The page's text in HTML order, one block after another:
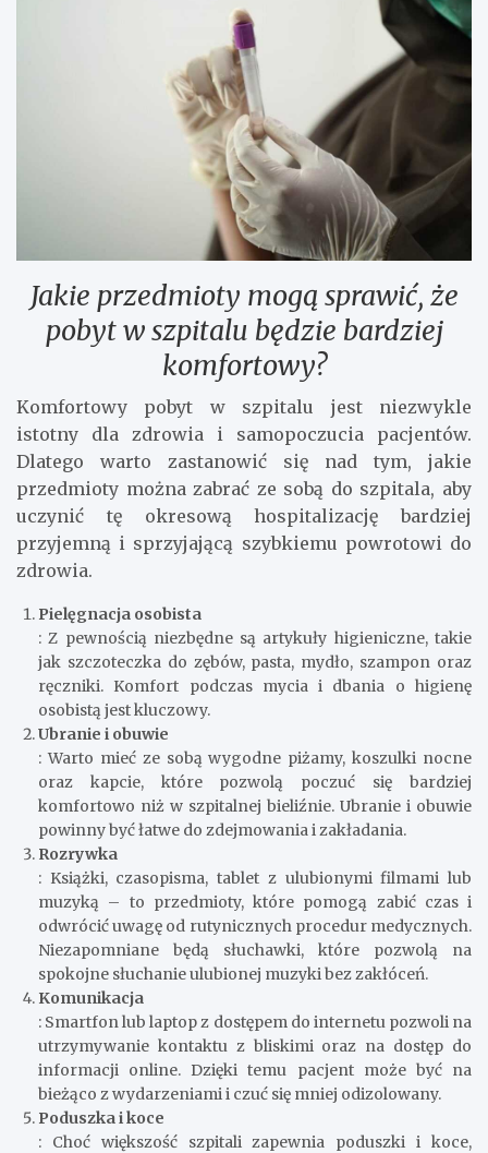
Jakie przedmioty mogą sprawić, że
pobyt w szpitalu będzie bardziej
komfortowy?
Komfortowy pobyt w szpitalu jest niezwykle
istotny dla zdrowia i samopoczucia pacjentów.
Dlatego warto zastanowić się nad tym, jakie
przedmioty można zabrać ze sobą do szpitala, aby
uczynić tę okresową hospitalizację bardziej
przyjemną i sprzyjającą szybkiemu powrotowi do
zdrowia.
Pielęgnacja osobista
: Z pewnością niezbędne są artykuły higieniczne, takie
jak szczoteczka do zębów, pasta, mydło, szampon oraz
ręczniki. Komfort podczas mycia i dbania o higienę
osobistą jest kluczowy.
Ubranie i obuwie
: Warto mieć ze sobą wygodne piżamy, koszulki nocne
oraz kapcie, które pozwolą poczuć się bardziej
komfortowo niż w szpitalnej bieliźnie. Ubranie i obuwie
powinny być łatwe do zdejmowania i zakładania.
Rozrywka
: Książki, czasopisma, tablet z ulubionymi filmami lub
muzyką – to przedmioty, które pomogą zabić czas i
odwrócić uwagę od rutynicznych procedur medycznych.
Niezapomniane będą słuchawki, które pozwolą na
spokojne słuchanie ulubionej muzyki bez zakłóceń.
Komunikacja
: Smartfon lub laptop z dostępem do internetu pozwoli na
utrzymywanie kontaktu z bliskimi oraz na dostęp do
informacji online. Dzięki temu pacjent może być na
bieżąco z wydarzeniami i czuć się mniej odizolowany.
Poduszka i koce
: Choć większość szpitali zapewnia poduszki i koce,